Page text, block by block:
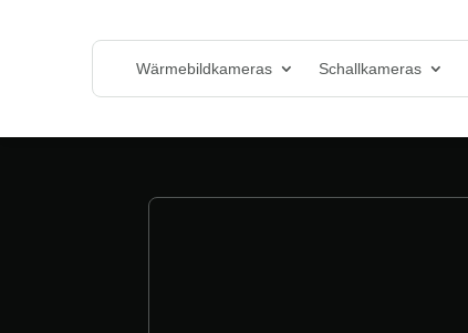
Wärmebildkameras Schallkameras